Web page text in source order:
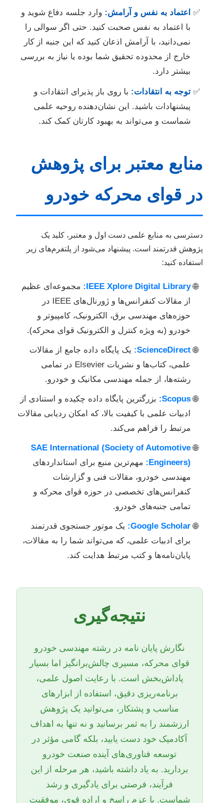
اعتماد به نفس و آرامش: وارد جلسه دفاع شوید و
با اعتماد به نفس صحبت کنید. حتی اگر سوالی را
نمی‌دانید، با آرامش اذعان کنید که این جنبه از کار
خارج از محدوده تحقیق شما بوده یا نیاز به بررسی
بیشتر دارد.
توجه به انتقادات: با روی باز پذیرای انتقادات و
پیشنهادات باشید. این نشان‌دهنده روحیه علمی
شماست و می‌تواند به بهبود کارتان کمک کند.
منابع معتبر برای پژوهش
در قوای محرکه خودرو
دسترسی به منابع علمی دست اول و معتبر، کلید یک
پژوهش قدرتمند است. پیشنهاد می‌شود از پلتفرم‌های زیر
استفاده کنید:
IEEE Xplore Digital Library:
مجموعه‌ای عظیم
از مقالات کنفرانس‌ها و ژورنال‌های IEEE در
حوزه‌های مهندسی برق، الکترونیک، کامپیوتر و
خودرو (به ویژه کنترل و الکترونیک قوای محرکه).
ScienceDirect:
یک پایگاه داده جامع از مقالات
علمی، کتاب‌ها و نشریات Elsevier در تمامی
رشته‌ها، از جمله مهندسی مکانیک و خودرو.
Scopus:
بزرگترین پایگاه داده چکیده و استنادی از
ادبیات علمی با کیفیت بالا، که امکان ردیابی مقالات
مرتبط را فراهم می‌کند.
SAE International (Society of Automotive
Engineers):
مهم‌ترین منبع برای استانداردهای
مهندسی خودرو، مقالات فنی و گزارشات
کنفرانس‌های تخصصی در حوزه قوای محرکه و
تمامی جنبه‌های خودرو.
Google Scholar:
یک موتور جستجوی قدرتمند
برای ادبیات علمی، که می‌تواند شما را به مقالات،
پایان‌نامه‌ها و کتب مرتبط هدایت کند.
نتیجه‌گیری
نگارش پایان نامه در رشته مهندسی خودرو
قوای محرکه، مسیری چالش‌برانگیز اما بسیار
پاداش‌بخش است. با رعایت اصول علمی،
برنامه‌ریزی دقیق، استفاده از ابزارهای
مناسب و پشتکار، می‌توانید یک پژوهش
ارزشمند را به ثمر برسانید و نه تنها به اهداف
آکادمیک خود دست یابید، بلکه گامی مؤثر در
توسعه فناوری‌های آینده صنعت خودرو
بردارید. به یاد داشته باشید، هر مرحله از این
فرآیند، فرصتی برای یادگیری و رشد
شماست. با عزم راسخ و اراده قوی، موفقیت